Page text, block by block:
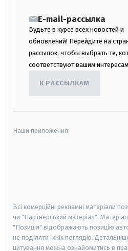
E-mail-рассылка
Будьте в курсе всех новостей и
обновлений! Перейдите на
рассылок, чтобы выбрать те,
соответствуют вашим
К РАССЫЛКАМ
Наши приложения:
Всі комерційні рекламні матеріали
чи "Партнерський матеріал".
"Позиція" відображають позицію
не поділяти їхніх поглядів.
цитування можна ознайомитись в